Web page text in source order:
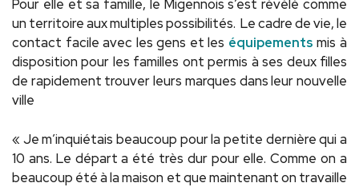
Pour elle et sa famille, le Migennois s’est révélé comme
un territoire aux multiples possibilités. Le cadre de vie, le
contact facile avec les gens et les équipements mis à
disposition pour les familles ont permis à ses deux filles
de rapidement trouver leurs marques dans leur nouvelle
ville
« Je m’inquiétais beaucoup pour la petite dernière qui a
10 ans. Le départ a été très dur pour elle. Comme on a
beaucoup été à la maison et que maintenant on travaille